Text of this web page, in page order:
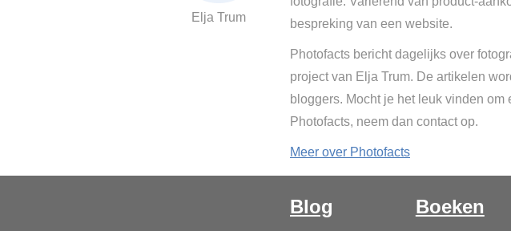
Elja Trum
bespreking van een website.
Photofacts bericht dagelijks over
project van Elja Trum. De artikelen
bloggers. Mocht je het leuk vinden
Photofacts, neem dan contact op.
Meer over Photofacts
Blog Boeken